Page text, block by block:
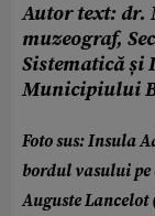
Autor text: dr.
muzeograf,
Sistematică și
Municipiului
Foto sus: Insula
bordul vasului
Auguste Lancelot